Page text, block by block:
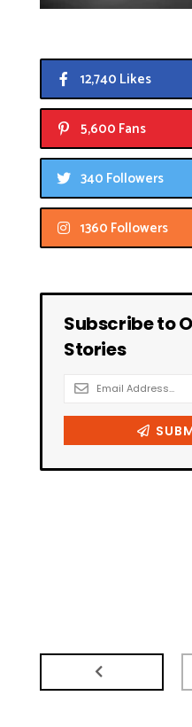
12,740 Likes
5,600 Fans
340 Followers
1360 Followers